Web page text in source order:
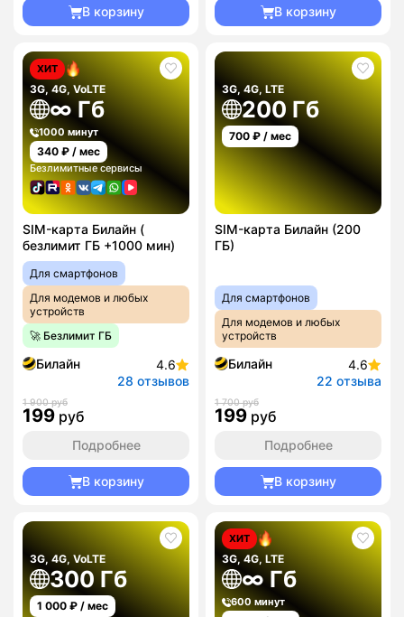
В корзину В корзину
ХИТ
3G, 4G, VoLTE
∞ Гб
1000 минут
340 ₽ / мес
Безлимитные сервисы
SIM-карта Билайн (
безлимит ГБ +1000 мин)
Для смартфонов
Для модемов и любых
устройств
🚀 Безлимит ГБ
Билайн
4.6
28 отзывов
1 900 руб
199 руб
Подробнее
В корзину
3G, 4G, LTE
200 Гб
700 ₽ / мес
SIM-карта Билайн (200
ГБ)
Для смартфонов
Для модемов и любых
устройств
Билайн
4.6
22 отзыва
1 700 руб
199 руб
Подробнее
В корзину
3G, 4G, VoLTE
300 Гб
1 000 ₽ / мес
ХИТ
3G, 4G, LTE
∞ Гб
600 минут